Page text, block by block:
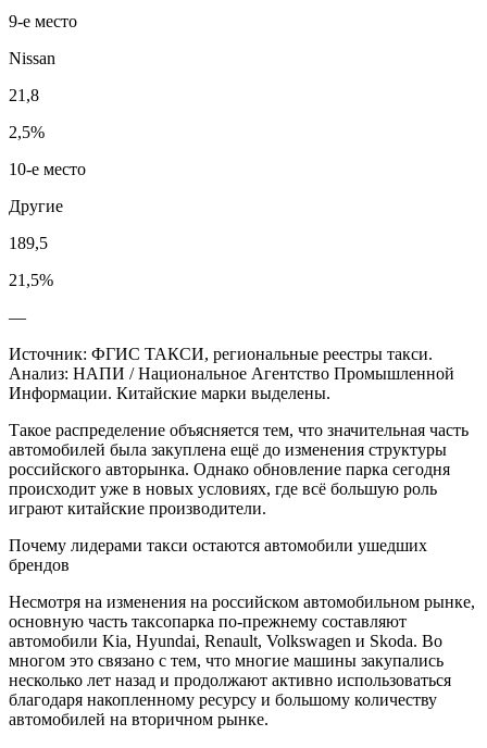
9-е место
Nissan
21,8
2,5%
10-е место
Другие
189,5
21,5%
—
Источник: ФГИС ТАКСИ, региональные реестры такси.
Анализ: НАПИ / Национальное Агентство Промышленной
Информации. Китайские марки выделены.
Такое распределение объясняется тем, что значительная часть
автомобилей была закуплена ещё до изменения структуры
российского авторынка. Однако обновление парка сегодня
происходит уже в новых условиях, где всё большую роль
играют китайские производители.
Почему лидерами такси остаются автомобили ушедших
брендов
Несмотря на изменения на российском автомобильном рынке,
основную часть таксопарка по-прежнему составляют
автомобили Kia, Hyundai, Renault, Volkswagen и Skoda. Во
многом это связано с тем, что многие машины закупались
несколько лет назад и продолжают активно использоваться
благодаря накопленному ресурсу и большому количеству
автомобилей на вторичном рынке.